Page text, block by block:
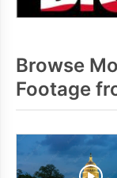
Browse
Footage